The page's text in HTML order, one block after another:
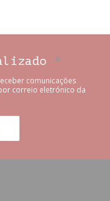
*
comunicações
correio eletrónico da